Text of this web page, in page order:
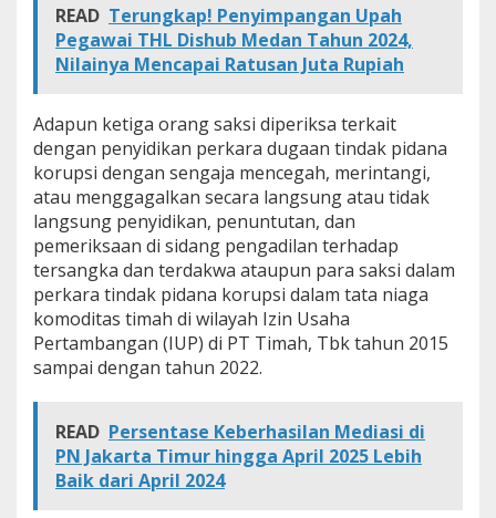
,
K
e
j
s
a
a
n
A
g
u
n
g
e
r
i
a
3
S
a
READ Terungkap! Penyimpangan Upah
Pegawai THL Dishub Medan Tahun 2024,
Nilainya Mencapai Ratusan Juta Rupiah
Adapun ketiga orang saksi diperiksa terkait
dengan penyidikan perkara dugaan tindak pidana
korupsi dengan sengaja mencegah, merintangi,
atau menggagalkan secara langsung atau tidak
langsung penyidikan, penuntutan, dan
pemeriksaan di sidang pengadilan terhadap
tersangka dan terdakwa ataupun para saksi dalam
perkara tindak pidana korupsi dalam tata niaga
komoditas timah di wilayah Izin Usaha
Pertambangan (IUP) di PT Timah, Tbk tahun 2015
sampai dengan tahun 2022.
READ Persentase Keberhasilan Mediasi di
PN Jakarta Timur hingga April 2025 Lebih
Baik dari April 2024